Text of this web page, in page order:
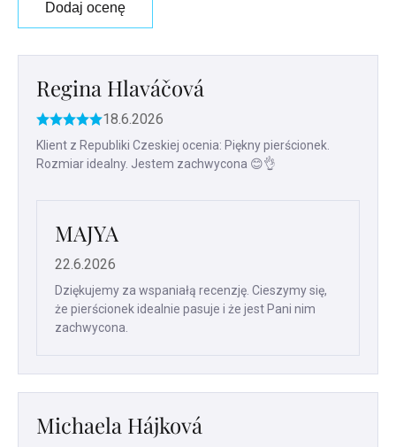
Dodaj ocenę
Regina Hlaváčová
Ocena
produktu
to
gwiazdek.
18.6.2026
Klient z Republiki Czeskiej ocenia: Piękny pierścionek.
Rozmiar idealny. Jestem zachwycona 😊👌
MAJYA
22.6.2026
Dziękujemy za wspaniałą recenzję. Cieszymy się,
że pierścionek idealnie pasuje i że jest Pani nim
zachwycona.
Michaela Hájková